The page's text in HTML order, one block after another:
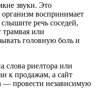
звуки. Это
воспринимает
речь соседей,
трамвая или
головную боль и
слова риелтора или
к продажам, а сайт
— провести независимую